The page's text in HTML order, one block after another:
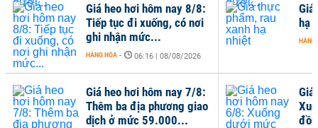
Giá heo hơi hôm nay 8/8:
Tiếp tục đi xuống, có nơi
ghi nhận mức...
HÀNG HÓA - 06:16 | 08/08/2026
Giá heo hơi hôm nay 7/8:
Thêm ba địa phương giao
dịch ở mức 59.000...
Giá
hạ
HÀNG